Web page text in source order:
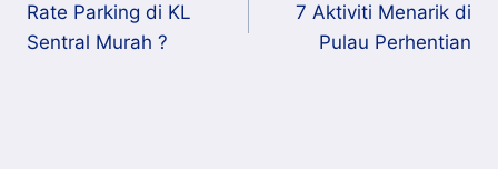
navigation
Rate Parking di KL
Sentral Murah ?
7 Aktiviti Menarik di
Pulau Perhentian